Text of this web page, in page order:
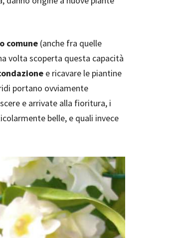
comune (anche fra quelle
volta scoperta questa capacità
e ricavare le piantine
portano ovviamente
e arrivate alla fioritura, i
belle, e quali invece